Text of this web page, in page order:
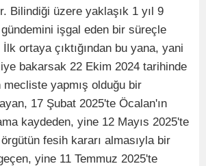
Bilindiği üzere yaklaşık 1 yıl 9
işgal eden bir süreçle
İlk ortaya çıktığından bu yana, yani
bakarsak 22 Ekim 2024 tarihinde
mecliste yapmış olduğu bir
17 Şubat 2025'te Öcalan'ın
kaydeden, yine 12 Mayıs 2025'te
fesih kararı almasıyla bir
yine 11 Temmuz 2025'te